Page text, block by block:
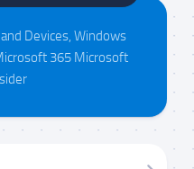
Devices, Windows
365 Microsoft